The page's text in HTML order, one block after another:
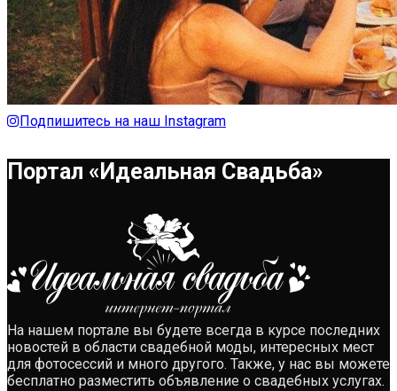
Подпишитесь на наш Instagram
Портал «Идеальная Свадьба»
На нашем портале вы будете всегда в курсе последних
новостей в области свадебной моды, интересных мест
для фотосессий и много другого. Также, у нас вы можете
бесплатно разместить объявление о свадебных услугах.